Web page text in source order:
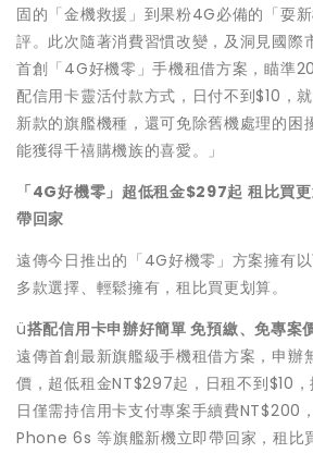
固的「金機救援」到果粉4G必備的「耍
評。此次隨著消費習慣改變，及洞見國際
首創「4G好機零」手機租借方案，瞄準
配信用卡靈活付款方式，日付不到$10，
新款的旗艦機種，還可免除舊機處理的困
能獲得千禧購機族的喜愛。」
「4G好機零」超低租金$297起 租比買
帶回家
遠傳今日推出的「4G好機零」方案擁有以
多款選擇、輕鬆擁有，租比買更划算。
ü搭配信用卡申辦好簡單 免預繳、免專案
遠傳首創最新旗艦級手機租借方案，申辦
價，超低租金NT$297起，日租不到$10
日僅需持信用卡支付專案手續費NT$200
Phone 6s 等旗艦新機立即帶回家，租比